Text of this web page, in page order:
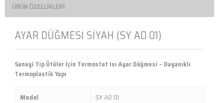
ÜRÜN ÖZELLIKLERI
AYAR DÜĞMESİ SİYAH (SY AD 01)
Sanayi Tip Ütüler İçin Termostat Isı Ayar Düğmesi – Dayanıklı
Termoplastik Yapı
Model
SY AD 01